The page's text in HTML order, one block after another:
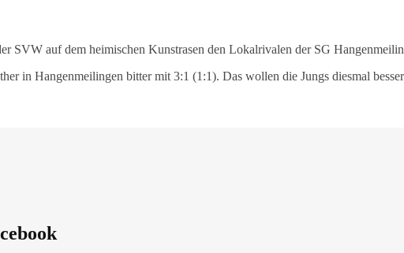
SVW auf dem heimischen Kunstrasen den Lokalrivalen der SG
in Hangenmeilingen bitter mit 3:1 (1:1). Das wollen die Jungs diesmal